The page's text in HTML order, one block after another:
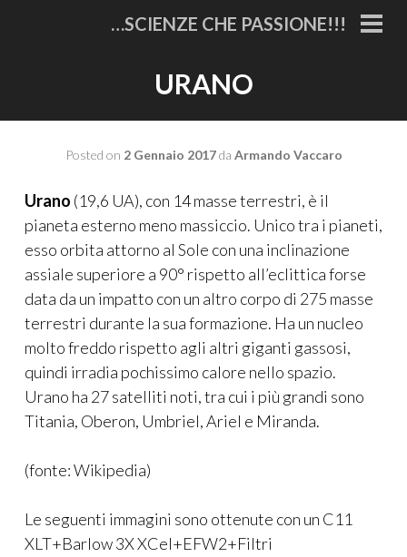
…SCIENZE CHE PASSIONE!!!
URANO
Posted on 2 Gennaio 2017da Armando Vaccaro
Urano (19,6 UA), con 14 masse terrestri, è il
pianeta esterno meno massiccio. Unico tra i pianeti,
esso orbita attorno al Sole con una inclinazione
assiale superiore a 90° rispetto all’eclittica forse
data da un impatto con un altro corpo di 275 masse
terrestri durante la sua formazione. Ha un nucleo
molto freddo rispetto agli altri giganti gassosi,
quindi irradia pochissimo calore nello spazio.
Urano ha 27 satelliti noti, tra cui i più grandi sono
Titania, Oberon, Umbriel, Ariel e Miranda.
(fonte: Wikipedia)
Le seguenti immagini sono ottenute con un C11
XLT+Barlow 3X XCel+EFW2+Filtri